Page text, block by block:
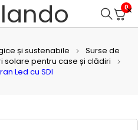
0
și sustenabile
Surse de
solare pentru case și clădiri
Led cu SDI